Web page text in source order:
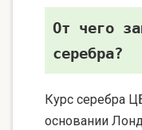
От чего
серебра?
Курс серебра
основании